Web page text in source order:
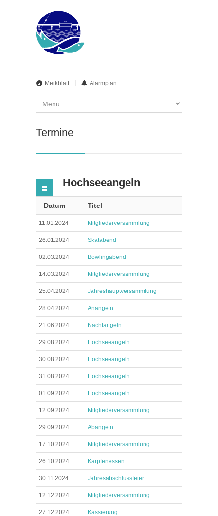
Merkblatt Alarmplan
Termine
Hochseeangeln
Datum Titel
11.01.2024 Mitgliederversammlung
26.01.2024 Skatabend
02.03.2024 Bowlingabend
14.03.2024 Mitgliederversammlung
25.04.2024 Jahreshauptversammlung
28.04.2024 Anangeln
21.06.2024 Nachtangeln
29.08.2024 Hochseeangeln
30.08.2024 Hochseeangeln
31.08.2024 Hochseeangeln
01.09.2024 Hochseeangeln
12.09.2024 Mitgliederversammlung
29.09.2024 Abangeln
17.10.2024 Mitgliederversammlung
26.10.2024 Karpfenessen
30.11.2024 Jahresabschlussfeier
12.12.2024 Mitgliederversammlung
27.12.2024 Kassierung